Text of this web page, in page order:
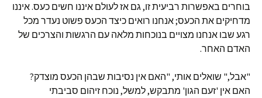
בוחרים באפשרות רביעית זו, גם אז לעולם איננו חשים כעס. איננו
מדחיקים את הכעס; אנחנו רואים כיצד הכעס פשוט נעדר מכל
רגע שבו אנחנו מצויים בנוכחות מלאה עם הרגשות והצרכים של
האדם האחר.
"אבל," שואלים אותי, "האם אין נסיבות שבהן הכעס מוצדק?
האם אין 'זעם הגון' מתבקש, למשל, נוכח זיהום סביבתי